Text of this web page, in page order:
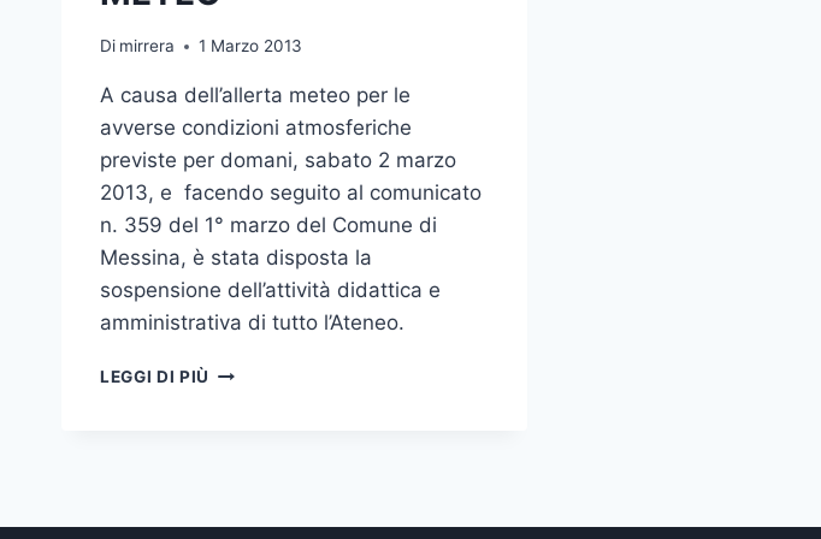
Di mirrera 1 Marzo 2013
A causa dell’allerta meteo per le
avverse condizioni atmosferiche
previste per domani, sabato 2 marzo
2013, e facendo seguito al comunicato
n. 359 del 1° marzo del Comune di
Messina, è stata disposta la
sospensione dell’attività didattica e
amministrativa di tutto l’Ateneo.
LEGGI DI PIÙ DOMANI